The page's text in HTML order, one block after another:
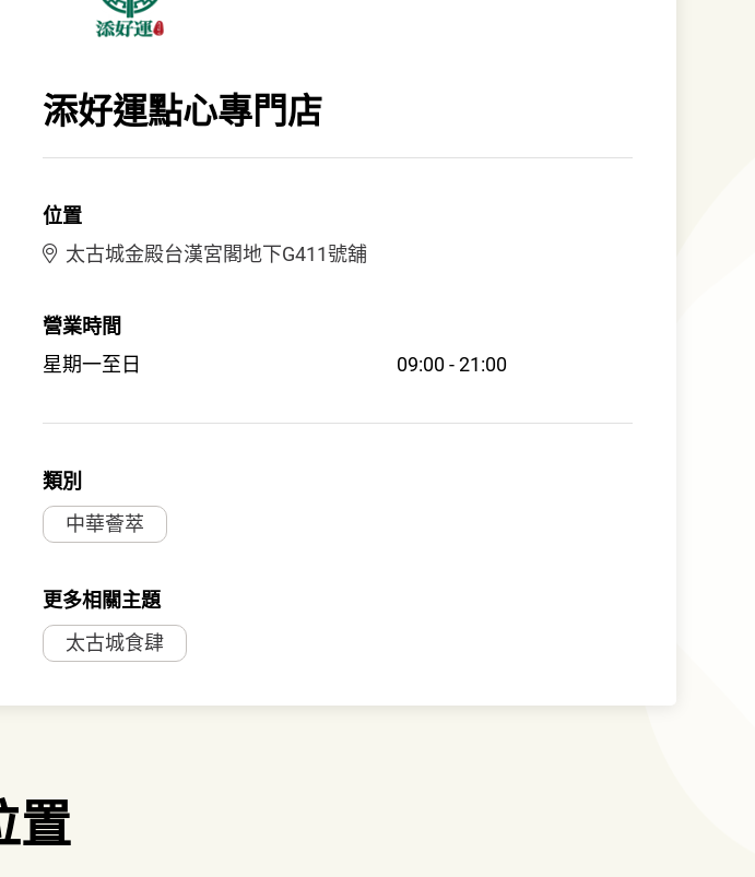
添好運點心專門店
位置
太古城金殿台漢宮閣地下G411號舖
營業時間
星期一至日
09:00 - 21:00
類別
中華薈萃
更多相關主題
太古城食肆
置